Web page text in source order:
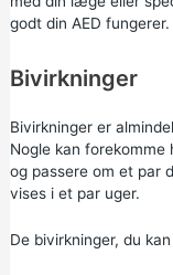
godt din AED fungerer.
Bivirkninger
Bivirkninger er
Nogle kan
og passere om et par
vises i et par uger.
De bivirkninger, du